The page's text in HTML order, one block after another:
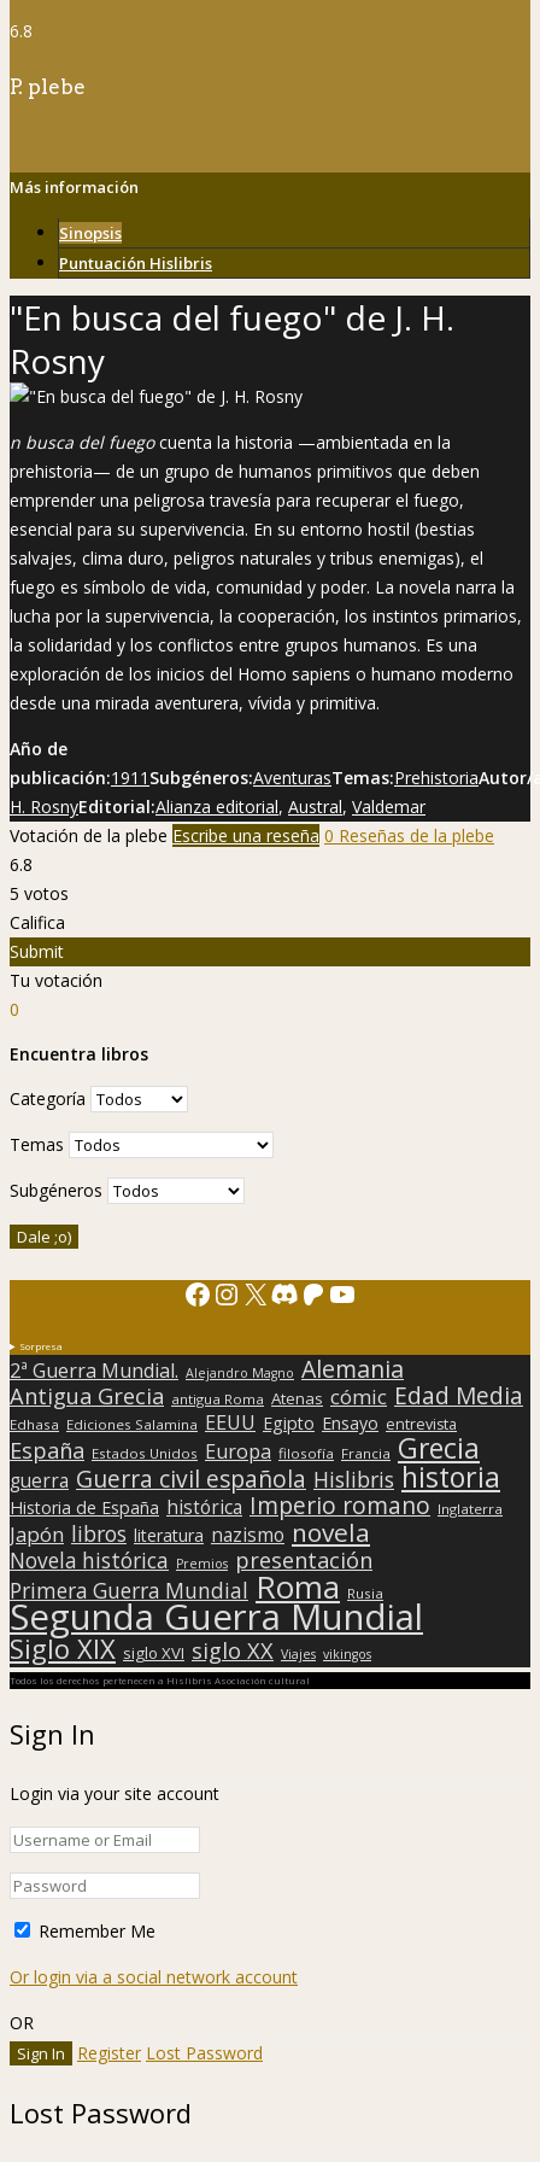
6.8
P. plebe
Más información
Sinopsis
Puntuación Hislibris
"En busca del fuego" de J. H.
Rosny
n busca del fuegocuenta la historia —ambientada en la
prehistoria— de un grupo de humanos primitivos que deben
emprender una peligrosa travesía para recuperar el fuego,
esencial para su supervivencia. En su entorno hostil (bestias
salvajes, clima duro, peligros naturales y tribus enemigas), el
fuego es símbolo de vida, comunidad y poder. La novela narra la
lucha por la supervivencia, la cooperación, los instintos primarios,
la solidaridad y los conflictos entre grupos humanos. Es una
exploración de los inicios del Homo sapiens o humano moderno
desde una mirada aventurera, vívida y primitiva.
Año de
publicación:1911 Subgéneros:AventurasTemas:PrehistoriaAutor/
H. RosnyEditorial:Alianza editorial, Austral, Valdemar
Votación de la plebe Escribe una reseña 0 Reseñas de la plebe
6.8
5 votos
Califica
Submit
Tu votación
0
Encuentra libros
Categoría
Temas
Subgéneros
Facebook
Instagram
X Discord
Patreon
YouTube
Sorpresa
2ª Guerra Mundial. Alejandro Magno Alemania
Antigua Grecia antigua Roma Atenas cómic Edad Media
Edhasa Ediciones Salamina EEUU Egipto Ensayo entrevista
España Estados Unidos Europa filosofía Francia Grecia
guerra Guerra civil española Hislibris historia
Historia de España histórica Imperio romano Inglaterra
Japón libros literatura nazismo novela
Novela histórica Premios presentación
Primera Guerra Mundial Roma Rusia
Segunda Guerra Mundial
Siglo XIX siglo XVI siglo XX Viajes vikingos
Todos los derechos pertenecen a Hislibris Asociación cultural
Sign In
Login via your site account
Remember Me
Or login via a social network account
OR
Register Lost Password
Lost Password